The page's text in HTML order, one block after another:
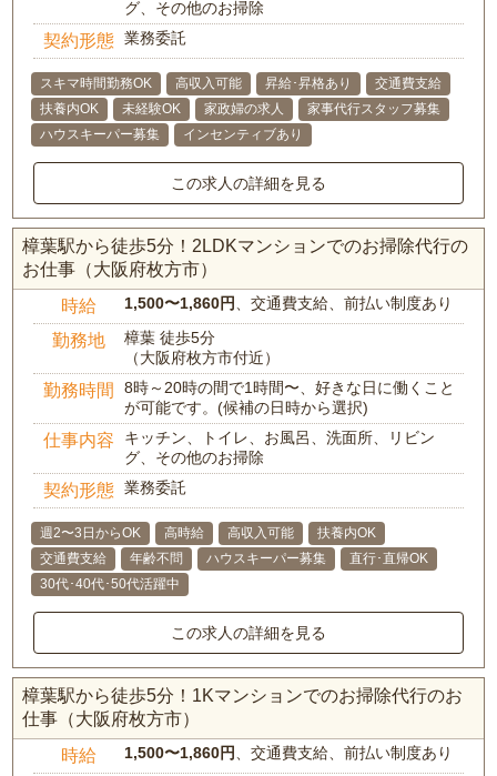
グ、その他のお掃除
契約形態 業務委託
スキマ時間勤務OK 高収入可能 昇給･昇格あり
交通費支給
扶養内OK
未経験OK 家政婦の求人
家事代行スタッフ募集
ハウスキーパー募集
インセンティブあり
この求人の詳細を見る
樟葉駅から徒歩5分！2LDKマンションでのお掃除代行の
お仕事（大阪府枚方市）
時給 1,500〜1,860円 、交通費支給、前払い制度あり
勤務地
樟葉 徒歩5分
（大阪府枚方市付近）
勤務時間
8時～20時の間で1時間〜、好きな日に働くこと
が可能です。(候補の日時から選択)
仕事内容
キッチン、トイレ、お風呂、洗面所、リビン
グ、その他のお掃除
契約形態 業務委託
週2〜3日からOK 高時給 高収入可能
扶養内OK
交通費支給
年齢不問 ハウスキーパー募集
直行･直帰OK
30代･40代･50代活躍中
この求人の詳細を見る
樟葉駅から徒歩5分！1Kマンションでのお掃除代行のお
仕事（大阪府枚方市）
時給 1,500〜1,860円 、交通費支給、前払い制度あり